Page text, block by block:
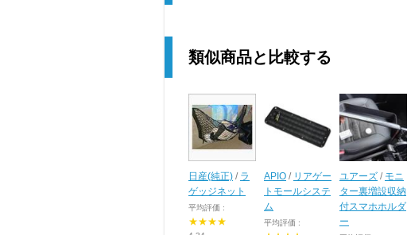
類似商品と比較する
日産(純正) / ラ
ゲッジネット
平均評価 :
★★★★
APIO / リアゲー
トモールシステ
ム
平均評価 :
ユアーズ / モニ
ター裏増設収納
付スマホホルダ
ー